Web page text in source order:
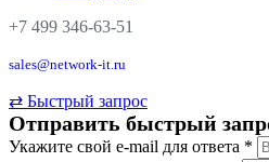
+7 499 346-63-51
sales@network-it.ru
⇄ Быстрый запрос
Отправить быстрый
Укажите свой e-mail для ответа *